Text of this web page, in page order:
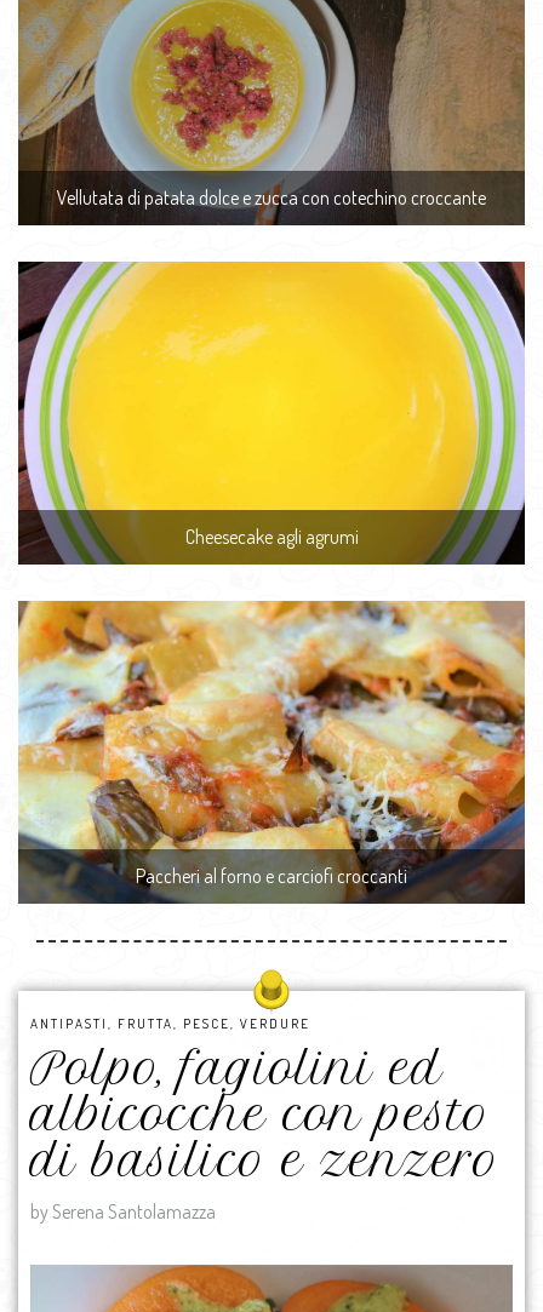
Vellutata di patata dolce e zucca con cotechino croccante
Cheesecake agli agrumi
Paccheri al forno e carciofi croccanti
ANTIPASTI FRUTTA PESCE VERDURE
Polpo, fagiolini ed
albicocche con pesto
di basilico e zenzero
by Serena Santolamazza